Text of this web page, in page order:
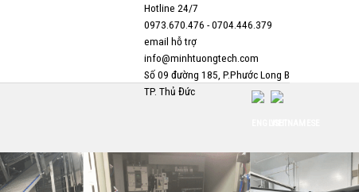
Hotline 24/7
0973.670.476 - 0704.446.379
email hỗ trợ
info@minhtuongtech.com
Số 09 đường 185, P.Phước Long B
TP. Thủ Đức